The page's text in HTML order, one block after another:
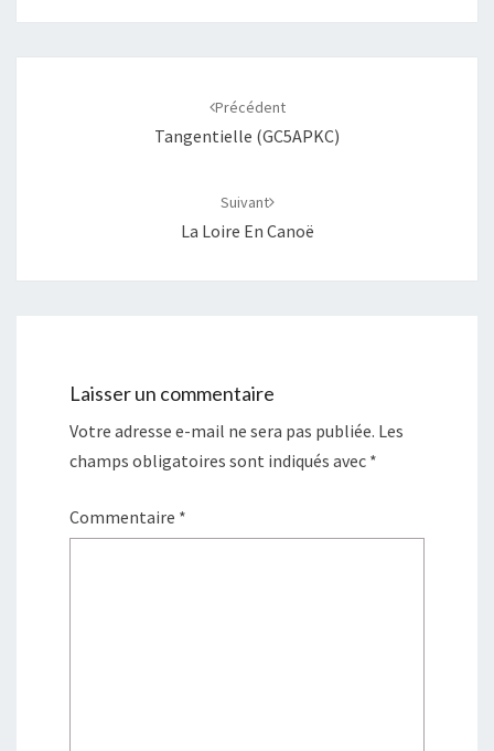
Précédent
Tangentielle (GC5APKC)
Suivant
La Loire En Canoë
Laisser un commentaire
Votre adresse e-mail ne sera pas publiée. Les
champs obligatoires sont indiqués avec *
Commentaire *